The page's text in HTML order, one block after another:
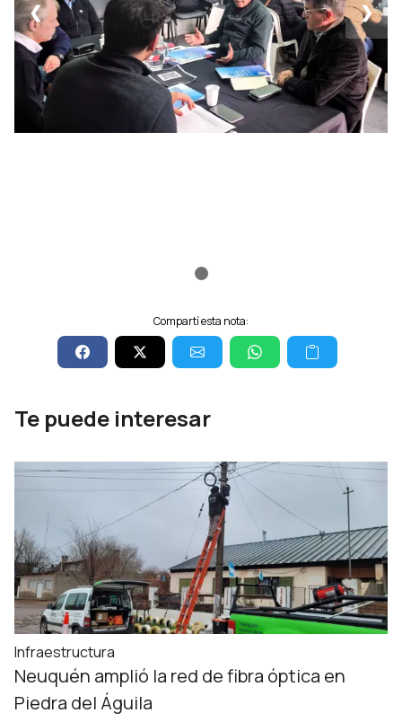
❮ ❯
Compartí esta nota:
Te puede interesar
Infraestructura
Neuquén amplió la red de fibra óptica en
Piedra del Águila